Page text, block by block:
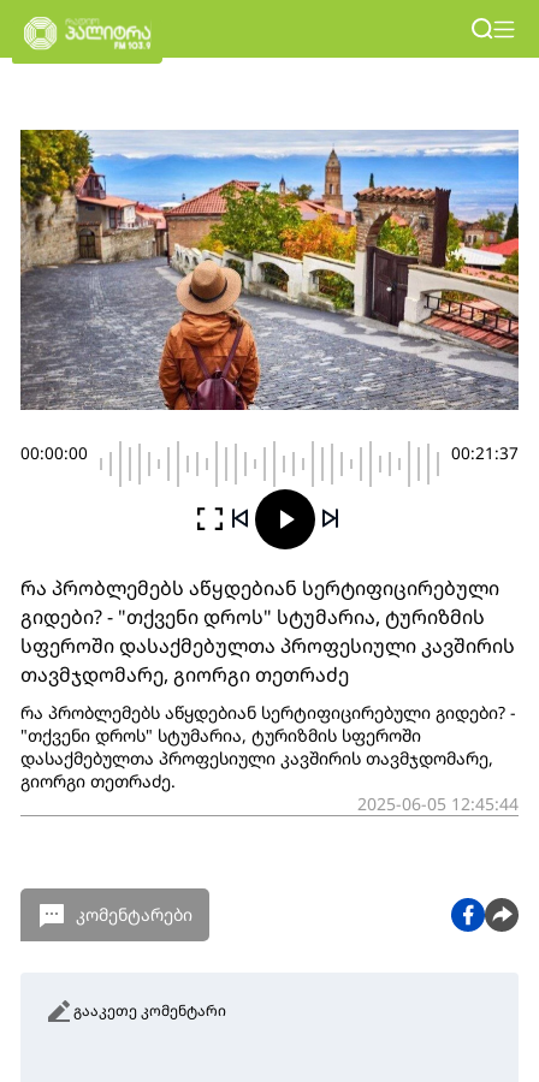
00:00:00 00:21:37
რა პრობლემებს აწყდებიან სერტიფიცირებული
გიდები? - "თქვენი დროს" სტუმარია, ტურიზმის
სფეროში დასაქმებულთა პროფესიული კავშირის
თავმჯდომარე, გიორგი თეთრაძე
რა პრობლემებს აწყდებიან სერტიფიცირებული გიდები? -
"თქვენი დროს" სტუმარია, ტურიზმის სფეროში
დასაქმებულთა პროფესიული კავშირის თავმჯდომარე,
გიორგი თეთრაძე.
2025-06-05 12:45:44
კომენტარები
გააკეთე კომენტარი